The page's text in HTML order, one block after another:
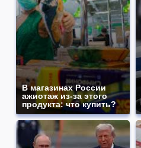
В магазинах России
ажиотаж из-за этого
продукта: что купить?